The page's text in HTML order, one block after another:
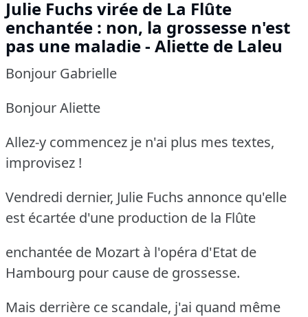
Julie Fuchs virée de La Flûte
enchantée : non, la grossesse n'est
pas une maladie - Aliette de Laleu
Bonjour Gabrielle
Bonjour Aliette
Allez-y commencez je n'ai plus mes textes,
improvisez !
Vendredi dernier, Julie Fuchs annonce qu'elle
est écartée d'une production de la Flûte
enchantée de Mozart à l'opéra d'Etat de
Hambourg pour cause de grossesse.
Mais derrière ce scandale, j'ai quand même